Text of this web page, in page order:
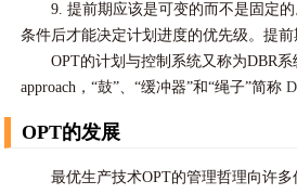
9. 提前期应该是可变的而不是固定的
条件后才能决定计划进度的优先级。提前
OPT的计划与控制系统又称为DBR系
approach，“鼓”、“缓冲器”和“绳子”简称
OPT的发展
最优生产技术OPT的管理哲理向许多